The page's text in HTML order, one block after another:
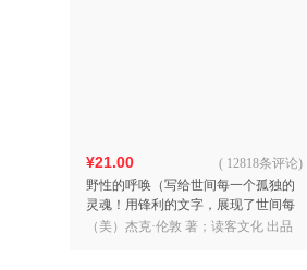
¥21.00
野性的呼唤（写给世间每一个孤独的
灵魂！用锋利的文字，展现了世间每
一个生命原始的勇气和力量。）（读
( 12818条评论)
（美）杰克·伦敦 著；读客文化 出品